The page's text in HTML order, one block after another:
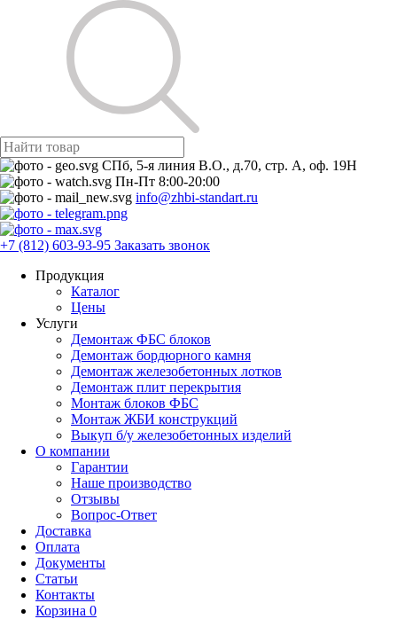
СПб, 5-я линия В.О., д.70, стр. А, оф. 19Н
Пн-Пт 8:00-20:00
info@zhbi-standart.ru
+7 (812) 603-93-95 Заказать звонок
Продукция
Каталог
Цены
Услуги
Демонтаж ФБС блоков
Демонтаж бордюрного камня
Демонтаж железобетонных лотков
Демонтаж плит перекрытия
Монтаж блоков ФБС
Монтаж ЖБИ конструкций
Выкуп б/у железобетонных изделий
О компании
Гарантии
Наше производство
Отзывы
Вопрос-Ответ
Доставка
Оплата
Документы
Статьи
Контакты
Корзина 0